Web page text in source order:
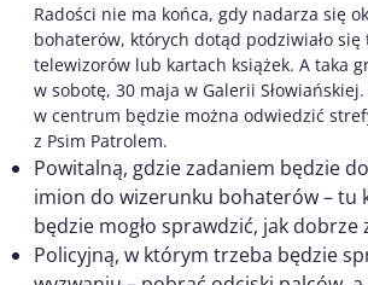
Radości nie ma końca, gdy nadarza się
bohaterów, których dotąd podziwiało się
telewizorów lub kartach książek. A taka
w sobotę, 30 maja w Galerii
w centrum będzie można odwiedzić
z Psim Patrolem.
Powitalną, gdzie zadaniem będzie
imion do wizerunku bohaterów – tu
będzie mogło sprawdzić, jak dobrze
Policyjną, w którym trzeba będzie